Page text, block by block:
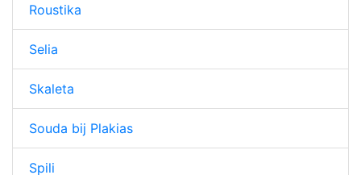
Roustika
Selia
Skaleta
Souda bij Plakias
Spili